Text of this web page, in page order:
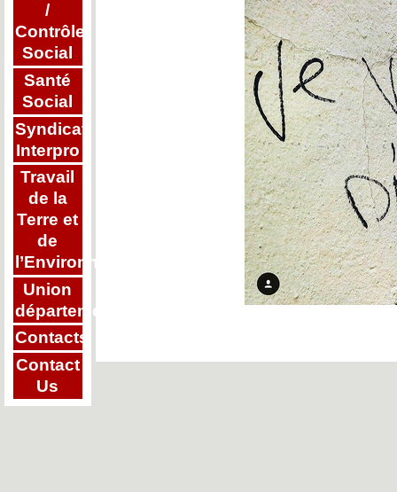
/
Contrôle
Social
Santé
Social
Syndicat
Interpro
Travail
de la
Terre et
de
l’Environnement
Union
départementale
Contacts
Contact
Us